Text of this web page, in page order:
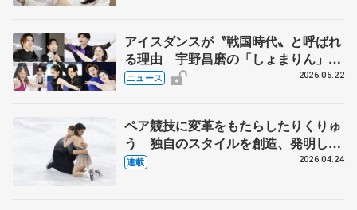
アイスダンスが〝戦国時代〟と呼ばれ
る理由 宇野昌磨の「しょまりん」ら
実力者が相次いで参戦 国内の競争激
ニュース 2026.05.22
ペア競技に変革をもたらしたりくりゅ
う 独自のスタイルを創造、発明した
【引退発表後②】
連載 2026.04.24